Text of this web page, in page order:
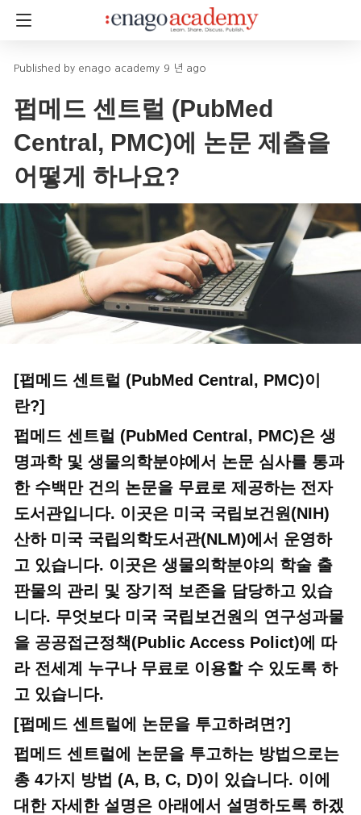
enago academy 9 년 ago
펍메드 센트럴 (PubMed
Central, PMC)에 논문 제출을
어떻게 하나요?
[펍메드 센트럴 (PubMed Central, PMC)이
란?]
펍메드 센트럴 (PubMed Central, PMC)은 생
명과학 및 생물의학분야에서 논문 심사를 통과
한 수백만 건의 논문을 무료로 제공하는 전자
도서관입니다. 이곳은 미국 국립보건원(NIH)
산하 미국 국립의학도서관(NLM)에서 운영하
고 있습니다. 이곳은 생물의학분야의 학술 출
판물의 관리 및 장기적 보존을 담당하고 있습
니다. 무엇보다 미국 국립보건원의 연구성과물
을 공공접근정책(Public Access Polict)에 따
라 전세계 누구나 무료로 이용할 수 있도록 하
고 있습니다.
[펍메드 센트럴에 논문을 투고하려면?]
펍메드 센트럴에 논문을 투고하는 방법으로는
총 4가지 방법 (A, B, C, D)이 있습니다. 이에
대한 자세한 설명은 아래에서 설명하도록 하겠